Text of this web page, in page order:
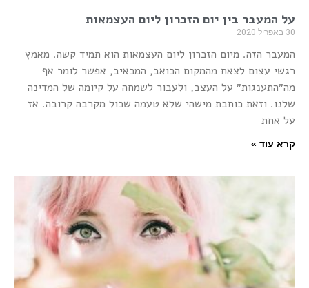
על המעבר בין יום הזכרון ליום העצמאות
30 באפריל 2020
המעבר הזה. מיום הזכרון ליום העצמאות הוא תמיד קשה. מאמץ
רגשי עצום לצאת מהמקום הכואב, המכאיב, אפשר לומר אף
מה״התענגות״ על העצב, ולעבור לשמחה על קיומה של המדינה
שלנו. וזאת כותבת מישהי שלא טעמה שכול מקרבה קרובה. אז
על אחת
קרא עוד »